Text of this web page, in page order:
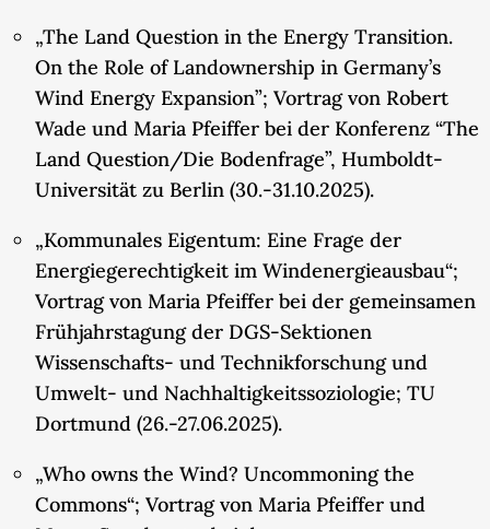
„The Land Question in the Energy Transition.
On the Role of Landownership in Germany’s
Wind Energy Expansion”; Vortrag von Robert
Wade und Maria Pfeiffer bei der Konferenz “The
Land Question/Die Bodenfrage”, Humboldt-
Universität zu Berlin (30.-31.10.2025).
„Kommunales Eigentum: Eine Frage der
Energiegerechtigkeit im Windenergieausbau“;
Vortrag von Maria Pfeiffer bei der gemeinsamen
Frühjahrstagung der DGS-Sektionen
Wissenschafts- und Technikforschung und
Umwelt- und Nachhaltigkeitssoziologie; TU
Dortmund (26.-27.06.2025).
„Who owns the Wind? Uncommoning the
Commons“; Vortrag von Maria Pfeiffer und